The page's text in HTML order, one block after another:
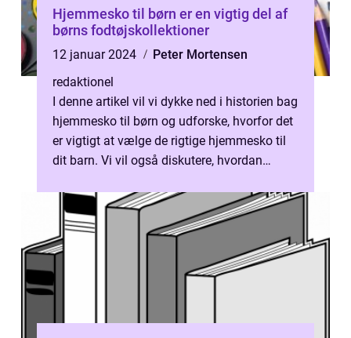
Hjemmesko til børn er en vigtig del af
børns fodtøjskollektioner
12 januar 2024
Peter Mortensen
redaktionel
I denne artikel vil vi dykke ned i historien bag
hjemmesko til børn og udforske, hvorfor det
er vigtigt at vælge de rigtige hjemmesko til
dit barn. Vi vil også diskutere, hvordan